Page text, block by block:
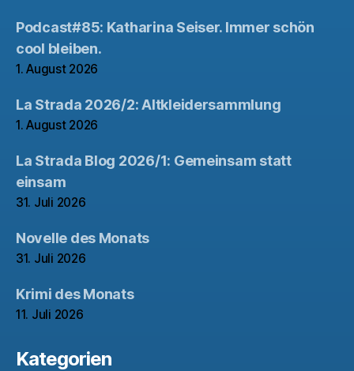
Podcast#85: Katharina Seiser. Immer schön
cool bleiben.
1. August 2026
La Strada 2026/2: Altkleidersammlung
1. August 2026
La Strada Blog 2026/1: Gemeinsam statt
einsam
31. Juli 2026
Novelle des Monats
31. Juli 2026
Krimi des Monats
11. Juli 2026
Kategorien